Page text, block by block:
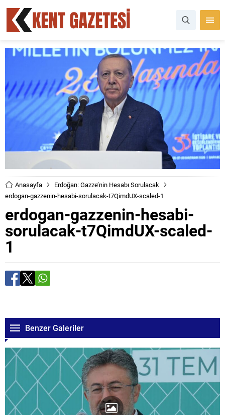
Anasayfa
Erdoğan: Gazze’nin Hesabı Sorulacak
erdogan-gazzenin-hesabi-sorulacak-t7QimdUX-scaled-1
erdogan-gazzenin-hesabi-
sorulacak-t7QimdUX-scaled-
1
Benzer Galeriler